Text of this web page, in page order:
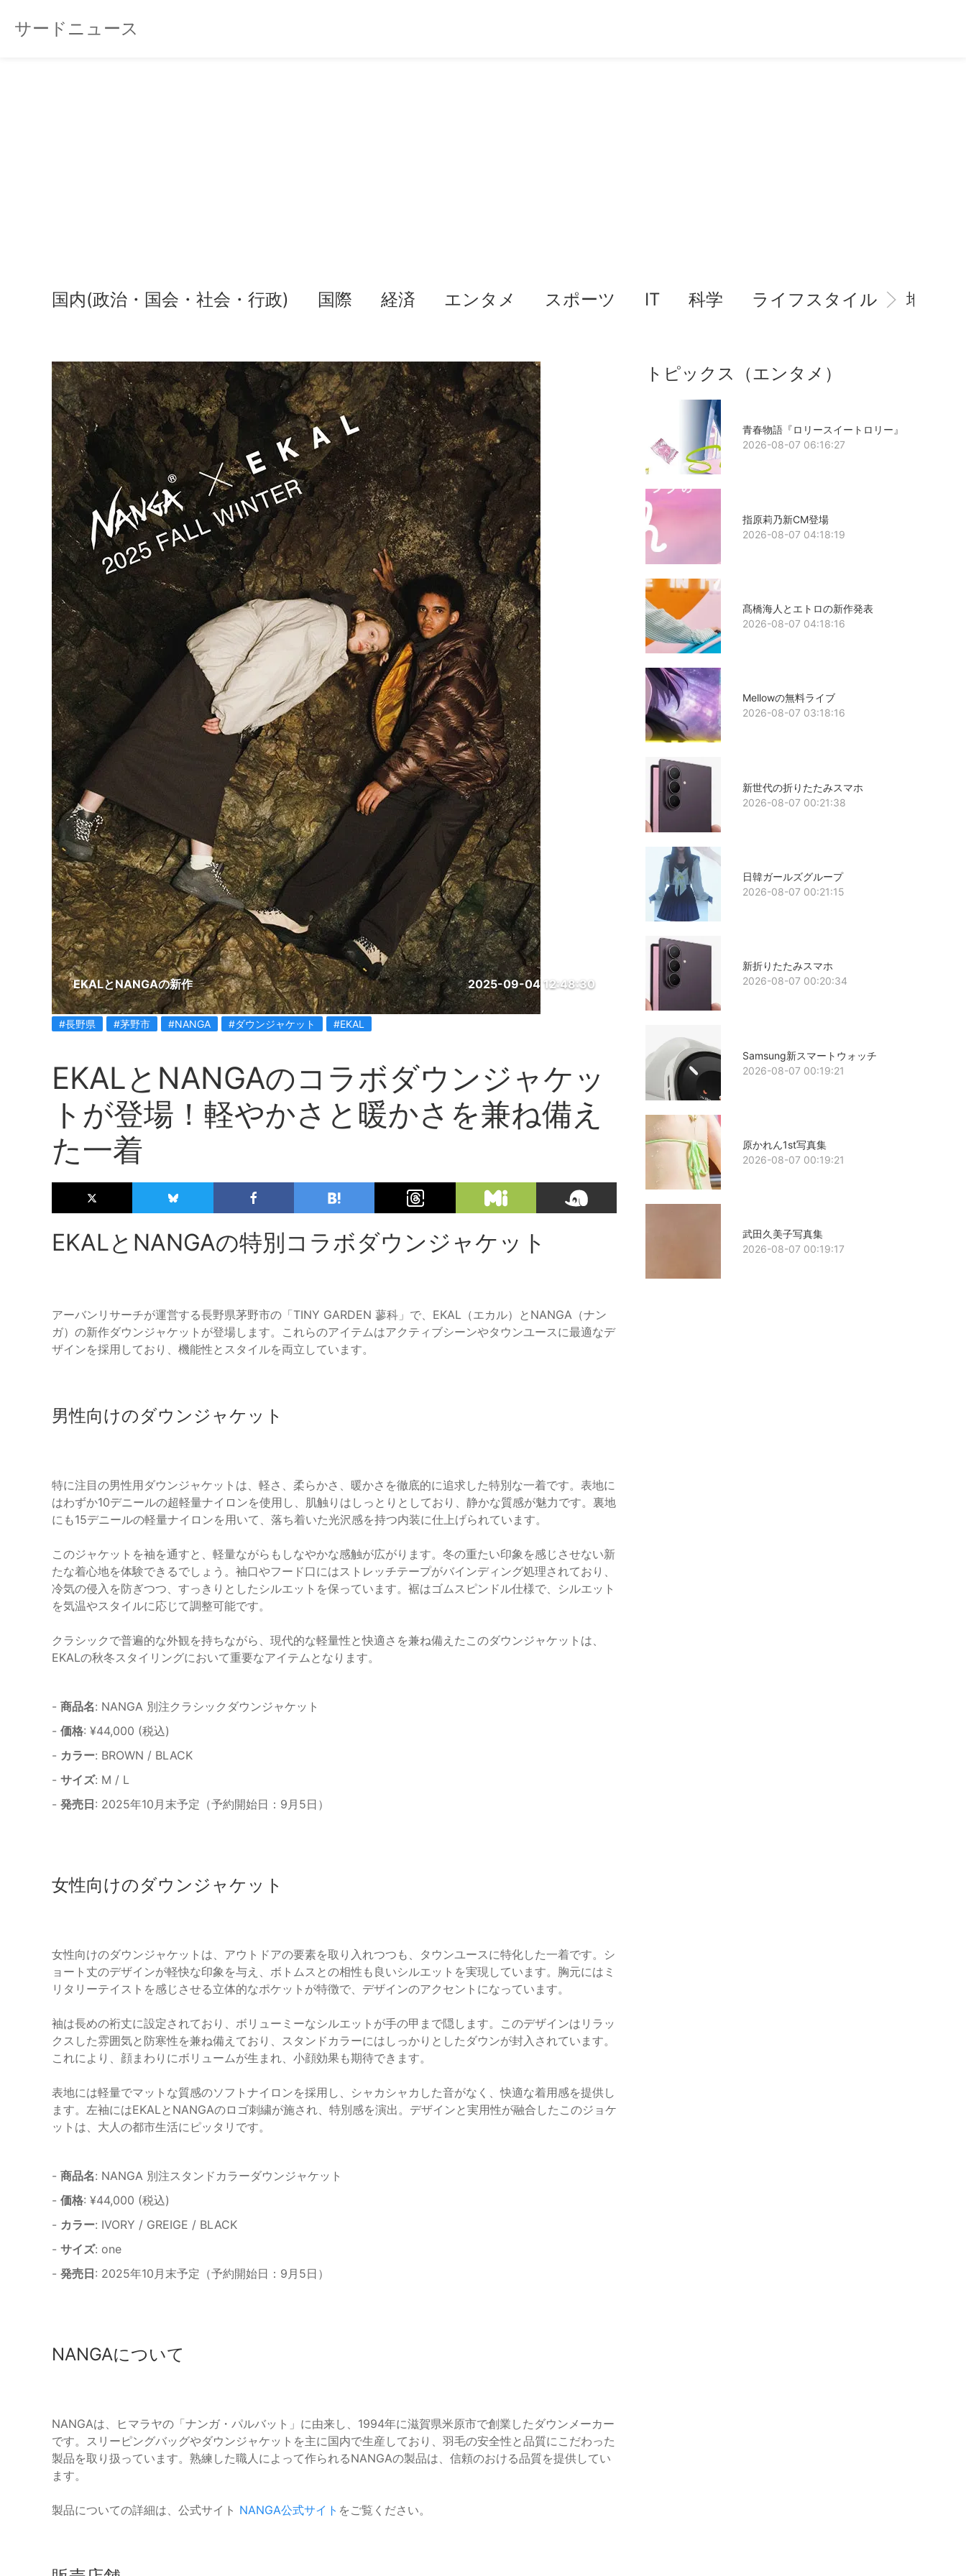
サードニュース
国内(政治・国会・社会・行政) 国際 経済 エンタメ スポーツ IT 科学 ライフスタイル 地域情
EKALとNANGAの新作 2025-09-04 12:48:30
#長野県 #茅野市 #NANGA #ダウンジャケット #EKAL
EKALとNANGAのコラボダウンジャケッ
トが登場！軽やかさと暖かさを兼ね備え
た一着
EKALとNANGAの特別コラボダウンジャケット
アーバンリサーチが運営する長野県茅野市の「TINY GARDEN 蓼科」で、EKAL（エカル）とNANGA（ナン
ガ）の新作ダウンジャケットが登場します。これらのアイテムはアクティブシーンやタウンユースに最適なデ
ザインを採用しており、機能性とスタイルを両立しています。
男性向けのダウンジャケット
特に注目の男性用ダウンジャケットは、軽さ、柔らかさ、暖かさを徹底的に追求した特別な一着です。表地に
はわずか10デニールの超軽量ナイロンを使用し、肌触りはしっとりとしており、静かな質感が魅力です。裏地
にも15デニールの軽量ナイロンを用いて、落ち着いた光沢感を持つ内装に仕上げられています。
このジャケットを袖を通すと、軽量ながらもしなやかな感触が広がります。冬の重たい印象を感じさせない新
たな着心地を体験できるでしょう。袖口やフード口にはストレッチテープがバインディング処理されており、
冷気の侵入を防ぎつつ、すっきりとしたシルエットを保っています。裾はゴムスピンドル仕様で、シルエット
を気温やスタイルに応じて調整可能です。
クラシックで普遍的な外観を持ちながら、現代的な軽量性と快適さを兼ね備えたこのダウンジャケットは、
EKALの秋冬スタイリングにおいて重要なアイテムとなります。
- 商品名: NANGA 別注クラシックダウンジャケット
- 価格: ¥44,000 (税込)
- カラー: BROWN / BLACK
- サイズ: M / L
- 発売日 : 2025年10月末予定（予約開始日：9月5日）
女性向けのダウンジャケット
女性向けのダウンジャケットは、アウトドアの要素を取り入れつつも、タウンユースに特化した一着です。シ
ョート丈のデザインが軽快な印象を与え、ボトムスとの相性も良いシルエットを実現しています。胸元にはミ
リタリーテイストを感じさせる立体的なポケットが特徴で、デザインのアクセントになっています。
袖は長めの裄丈に設定されており、ボリューミーなシルエットが手の甲まで隠します。このデザインはリラッ
クスした雰囲気と防寒性を兼ね備えており、スタンドカラーにはしっかりとしたダウンが封入されています。
これにより、顔まわりにボリュームが生まれ、小顔効果も期待できます。
表地には軽量でマットな質感のソフトナイロンを採用し、シャカシャカした音がなく、快適な着用感を提供し
ます。左袖にはEKALとNANGAのロゴ刺繍が施され、特別感を演出。デザインと実用性が融合したこのジョケ
ットは、大人の都市生活にピッタリです。
- 商品名: NANGA 別注スタンドカラーダウンジャケット
- 価格: ¥44,000 (税込)
- カラー: IVORY / GREIGE / BLACK
- サイズ: one
- 発売日 : 2025年10月末予定（予約開始日：9月5日）
NANGAについて
NANGAは、ヒマラヤの「ナンガ・パルバット」に由来し、1994年に滋賀県米原市で創業したダウンメーカー
です。スリーピングバッグやダウンジャケットを主に国内で生産しており、羽毛の安全性と品質にこだわった
製品を取り扱っています。熟練した職人によって作られるNANGAの製品は、信頼のおける品質を提供してい
ます。
製品についての詳細は、公式サイト NANGA公式サイト をご覧ください。
トピックス（エンタメ）
青春物語『ロリースイートロリー』
2026-08-07 06:16:27
指原莉乃新CM登場
2026-08-07 04:18:19
髙橋海人とエトロの新作発表
2026-08-07 04:18:16
Mellowの無料ライブ
2026-08-07 03:18:16
新世代の折りたたみスマホ
2026-08-07 00:21:38
日韓ガールズグループ
2026-08-07 00:21:15
新折りたたみスマホ
2026-08-07 00:20:34
Samsung新スマートウォッチ
2026-08-07 00:19:21
原かれん1st写真集
2026-08-07 00:19:21
武田久美子写真集
2026-08-07 00:19:17